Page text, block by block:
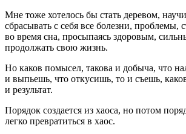
Мне тоже хотелось бы стать деревом,
сбрасывать с себя все болезни, проблемы,
во время сна, просыпаясь здоровым,
продолжать свою жизнь.
Но каков помысел, такова и добыча, что
и выпьешь, что откусишь, то и съешь,
и результат.
Порядок создается из хаоса, но потом
легко превратиться в хаос.